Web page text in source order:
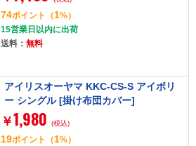
74ポイント （1%）
15営業日以内に出荷
送料： 無料
アイリスオーヤマ KKC-CS-S アイボリ
ー シングル [掛け布団カバー]
￥1,980 (税込)
19ポイント （1%）